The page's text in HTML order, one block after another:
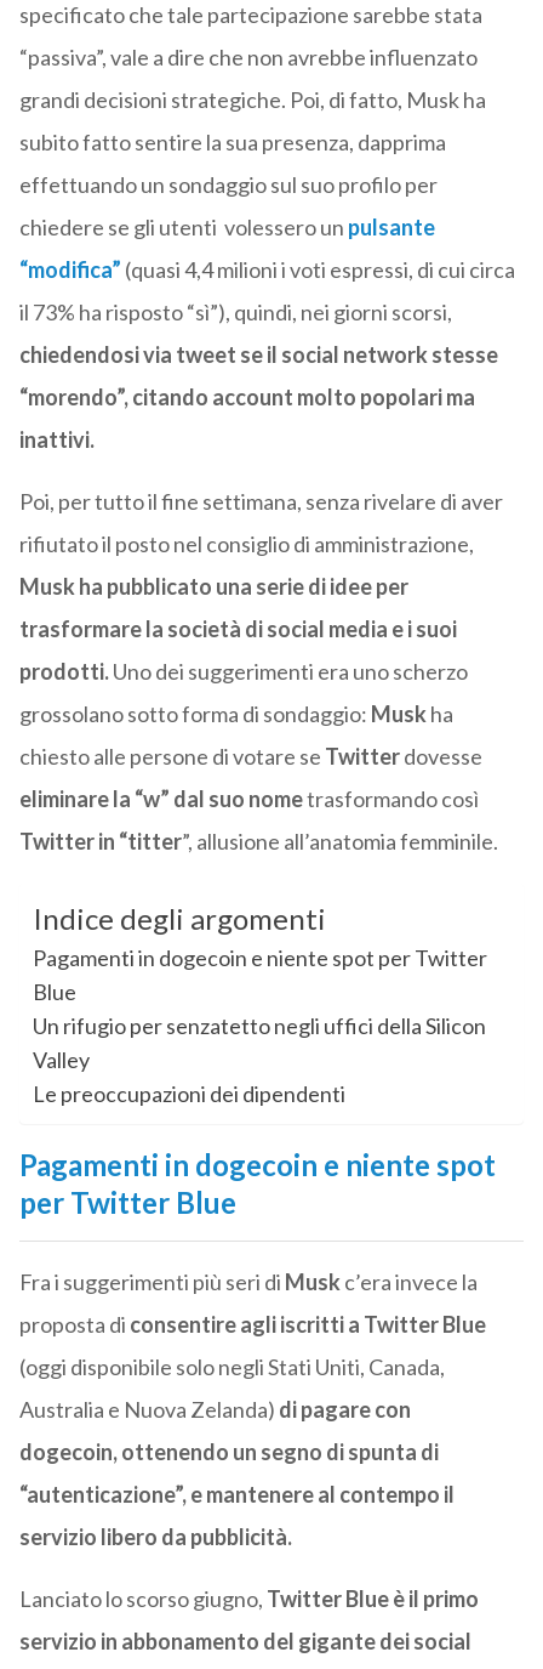
specificato che tale partecipazione sarebbe stata
“passiva”, vale a dire che non avrebbe influenzato
grandi decisioni strategiche. Poi, di fatto, Musk ha
subito fatto sentire la sua presenza, dapprima
effettuando un sondaggio sul suo profilo per
chiedere se gli utenti volessero un pulsante
“modifica” (quasi 4,4 milioni i voti espressi, di cui circa
il 73% ha risposto “sì”), quindi, nei giorni scorsi,
chiedendosi via tweet se il social network stesse
“morendo”, citando account molto popolari ma
inattivi.
Poi, per tutto il fine settimana, senza rivelare di aver
rifiutato il posto nel consiglio di amministrazione,
Musk ha pubblicato una serie di idee per
trasformare la società di social media e i suoi
prodotti.Uno dei suggerimenti era uno scherzo
grossolano sotto forma di sondaggio: Muskha
chiesto alle persone di votare se Twitterdovesse
eliminare la “w” dal suo nometrasformando così
Twitter in “titter”, allusione all’anatomia femminile.
Indice degli argomenti
Pagamenti in dogecoin e niente spot per Twitter
Blue
Un rifugio per senzatetto negli uffici della Silicon
Valley
Le preoccupazioni dei dipendenti
Pagamenti in dogecoin e niente spot
per Twitter Blue
Fra i suggerimenti più seri di Muskc’era invece la
proposta di consentire agliiscritti a Twitter Blue
(oggi disponibile solo negli Stati Uniti, Canada,
Australia e Nuova Zelanda) di pagare con
dogecoin,ottenendo un segno di spunta di
“autenticazione”, e mantenere al contempo il
servizio libero da pubblicità.
Lanciato lo scorso giugno, Twitter Blue è il primo
servizio in abbonamento del gigante dei social